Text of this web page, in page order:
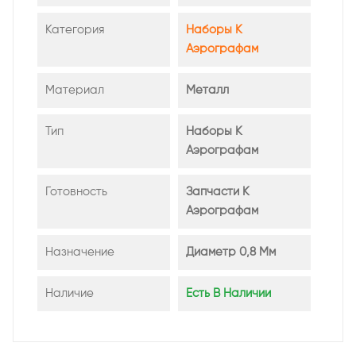
Категория
Наборы К
Аэрографам
Материал Металл
Тип
Наборы К
Аэрографам
Готовность
Запчасти К
Аэрографам
Назначение Диаметр 0,8 Мм
Наличие Есть В Наличии